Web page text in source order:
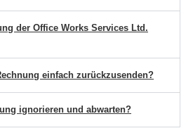
der Office Works Services Ltd.
einfach zurückzusenden?
ignorieren und abwarten?